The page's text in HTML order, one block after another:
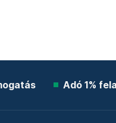
Adó 1%